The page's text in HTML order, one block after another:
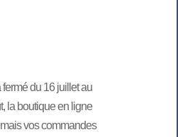
N’hésitez pas à
.
fermé du 16 juillet au
la boutique en ligne
vos commandes